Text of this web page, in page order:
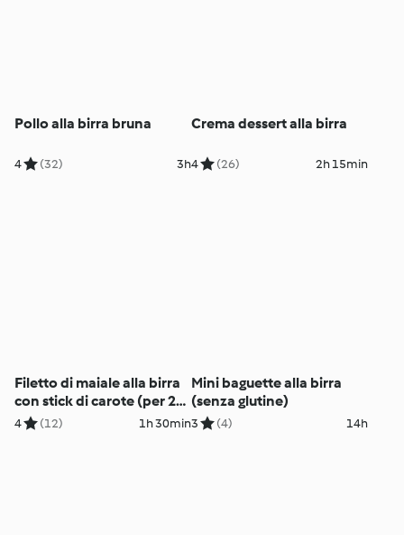
Pollo alla birra bruna
4 (32) 3h
Crema dessert alla birra
4 (26) 2h 15min
Filetto di maiale alla birra
con stick di carote (per 2
persone)
4 (12) 1h 30min
Mini baguette alla birra
(senza glutine)
3 (4) 14h